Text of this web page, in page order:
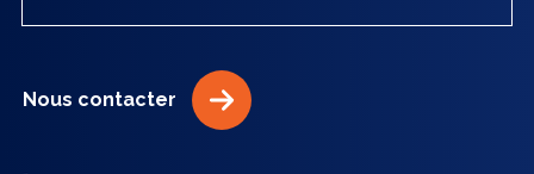
Nous contacter